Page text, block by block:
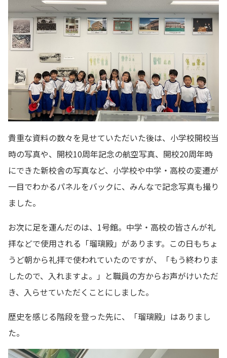
貴重な資料の数々を見せていただいた後は、小学校開校当
時の写真や、開校10周年記念の航空写真、開校20周年時
にできた新校舎の写真など、小学校や中学・高校の変遷が
一目でわかるパネルをバックに、みんなで記念写真も撮り
ました。
お次に足を運んだのは、1号館。中学・高校の皆さんが礼
拝などで使用される「瑠璃殿」があります。この日もちょ
うど朝から礼拝で使われていたのですが、「もう終わりま
したので、入れますよ。」と職員の方からお声がけいただ
き、入らせていただくことにしました。
歴史を感じる階段を登った先に、「瑠璃殿」はありまし
た。